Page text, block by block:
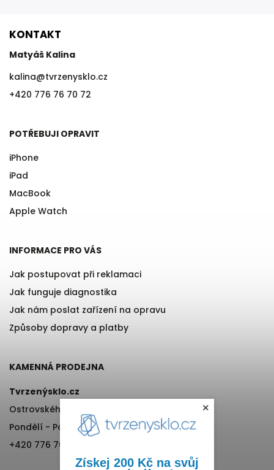
KONTAKT
Matyáš Kalina
kalina@tvrzenysklo.cz
+420 776 76 70 72
POTŘEBUJI OPRAVIT
iPhone
iPad
MacBook
Apple Watch
INFORMACE PRO VÁS
Jak postupovat při reklamaci
Jak funguje diagnostika
Jak nám poslat zařízení na opravu
Způsoby dopravy a platby
KAMENNÁ PRODEJNA
Tvrzenýsklo.cz
Ostrovského 971/11, Praha 5
Pondělí - Pátek, 12:00-17:00
+420 776 76 70 72
×
Získej 200 Kč na svůj